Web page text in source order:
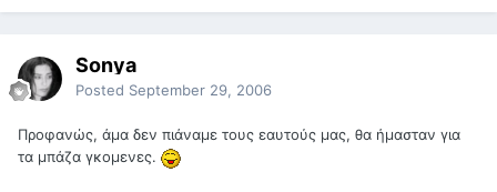
Sonya
Posted September 29, 2006
Προφανώς, άμα δεν πιάναμε τους εαυτούς μας, θα ήμασταν για
τα μπάζα γκομενες.